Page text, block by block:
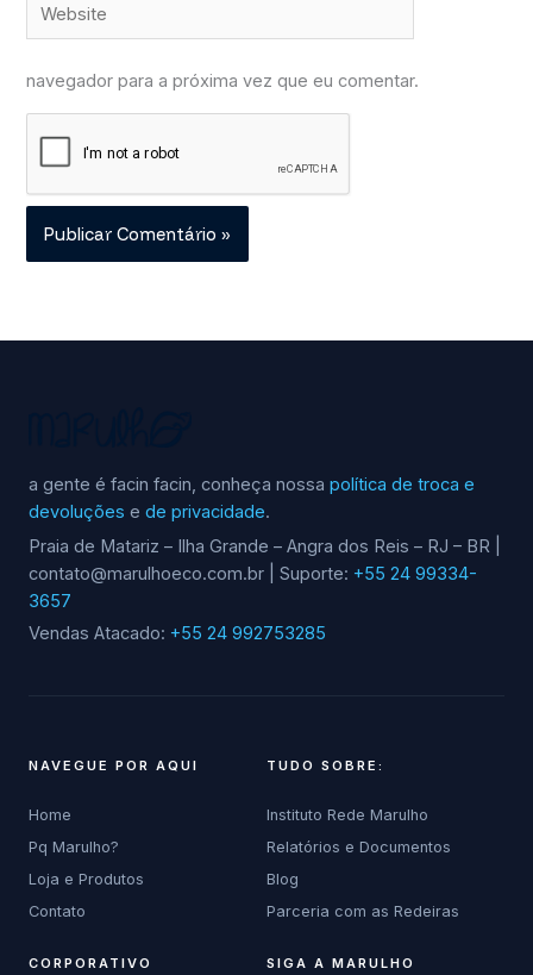
navegador para a próxima vez que eu comentar.
a gente é facin facin, conheça nossa política de troca e
devoluções e de privacidade.
Praia de Matariz – Ilha Grande – Angra dos Reis – RJ – BR |
contato@marulhoeco.com.br | Suporte: +55 24 99334-
3657
Vendas Atacado: +55 24 992753285
NAVEGUE POR AQUI
Home
Pq Marulho?
Loja e Produtos
Contato
TUDO SOBRE:
Instituto Rede Marulho
Relatórios e Documentos
Blog
Parceria com as Redeiras
CORPORATIVO SIGA A MARULHO